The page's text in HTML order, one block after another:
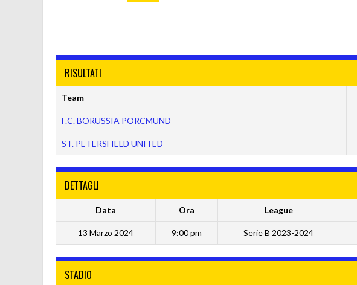
RISULTATI
Team
F.C. BORUSSIA PORCMUND
ST. PETERSFIELD UNITED
DETTAGLI
Data Ora League
13 Marzo 2024 9:00 pm Serie B 2023-2024
STADIO